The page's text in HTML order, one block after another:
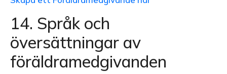
14. Språk och
översättningar av
föräldramedgivanden